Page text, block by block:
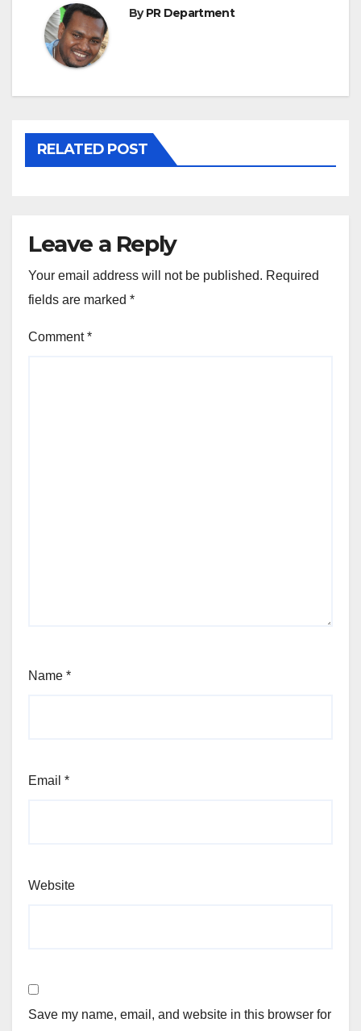
ByPR Department
RELATED POST
Leave a Reply
Your email address will not be published. Required
fields are marked *
Comment*
Name *
Email *
Website
Save my name, email, and website in this browser for